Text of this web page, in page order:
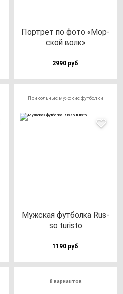
Пор­трет по фо­то «Мор­
ской волк»
2990 руб
Прикольные мужские футболки
Муж­ская фут­бол­ка Rus­
so tu­ris­to
1190 руб
8 вариантов